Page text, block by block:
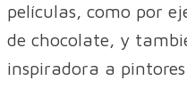
películas, como por
de chocolate, y
inspiradora a